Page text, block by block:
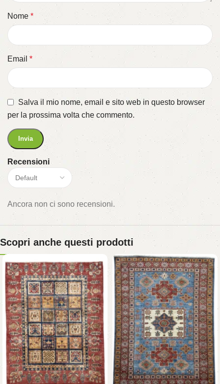
Recensioni
Ancora non ci sono recensioni.
Nome*
Email*
Salva il mio nome, email e sito web in questo browser
per la prossima volta che commento.
Scopri anche questi prodotti